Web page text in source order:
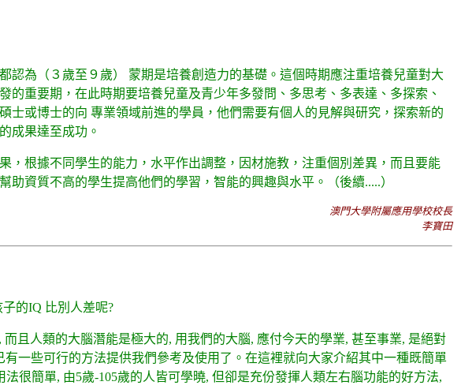
為（３歲至９歲） 蒙期是培養創造力的基礎。這個時期應注重培養兒童對大
重要期，在此時期要培養兒童及青少年多發問、多思考、多表達、多探索、
士或博士的向 專業領域前進的學員，他們需要有個人的見解與研究，探索新的
成果達至成功。
根據不同學生的能力，水平作出調整，因材施教，注重個別差異，而且要能
資質不高的學生提高他們的學習，智能的興趣與水平。
（後續.....）
澳門大學附屬應用學校校長
李寶田
的IQ 比別人差呢?
且人類的大腦潛能是極大的, 用我們的大腦, 應付今天的學業, 甚至事業, 是絕對
一些可行的方法提供我們參考及使用了。在這裡就向大家介紹其中一種既簡單
很簡單, 由5歲-105歲的人皆可學曉, 但卻是充份發揮人類左右腦功能的好方法,